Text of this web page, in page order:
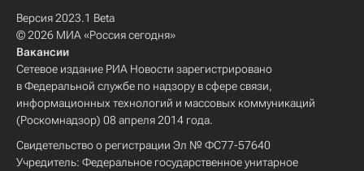
Версия 2023.1 Beta
© 2026 МИА «Россия сегодня»
Вакансии
Сетевое издание РИА Новости зарегистрировано
в Федеральной службе по надзору в сфере связи,
информационных технологий и массовых коммуникаций
(Роскомнадзор) 08 апреля 2014 года.
Свидетельство о регистрации Эл № ФС77-57640
Учредитель: Федеральное государственное унитарное